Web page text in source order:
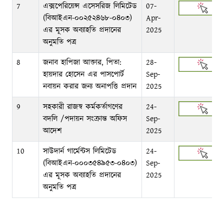
7
এক্সপেরিয়েন্স এসেসরিজ লিমিটেড
(বিআইএন-০০২৫২৪৬৮-০৪০৩)
এর মূসক অব্যাহতি প্রদানের
অনুমতি পত্র
07-
Apr-
2025
8
জনাব হাপিজা আক্তার, পিতা:
হায়দার হোসেন এর পাসপোর্ট
নবায়ন করার জন্য অনাপত্তি প্রদান
28-
Sep-
2025
9
সহকারী রাজস্ব কর্মকর্তাগণের
বদলি /পদায়ন সংক্রান্ত অফিস
আদেশ
24-
Sep-
2025
10
সাউদার্ন গার্মেন্টস লিমিটেড
(বিআইএন-০০০৩৫৪৯৫৩-০৪০৩)
এর মূসক অব্যাহতি প্রদানের
অনুমতি পত্র
24-
Sep-
2025